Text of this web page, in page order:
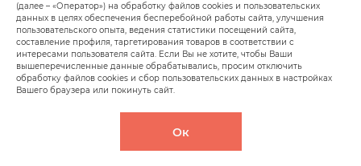
Политика обработки файлов cookie
Все права защищены.
(далее – «Оператор») на обработку файлов cookies и пользовательских
данных в целях обеспечения бесперебойной работы сайта, улучшения
пользовательского опыта, ведения статистики посещений сайта,
составление профиля, таргетирования товаров в соответствии с
интересами пользователя сайта. Если Вы не хотите, чтобы Ваши
вышеперечисленные данные обрабатывались, просим отключить
обработку файлов cookies и сбор пользовательских данных в настройках
Вашего браузера или покинуть сайт.
Ок